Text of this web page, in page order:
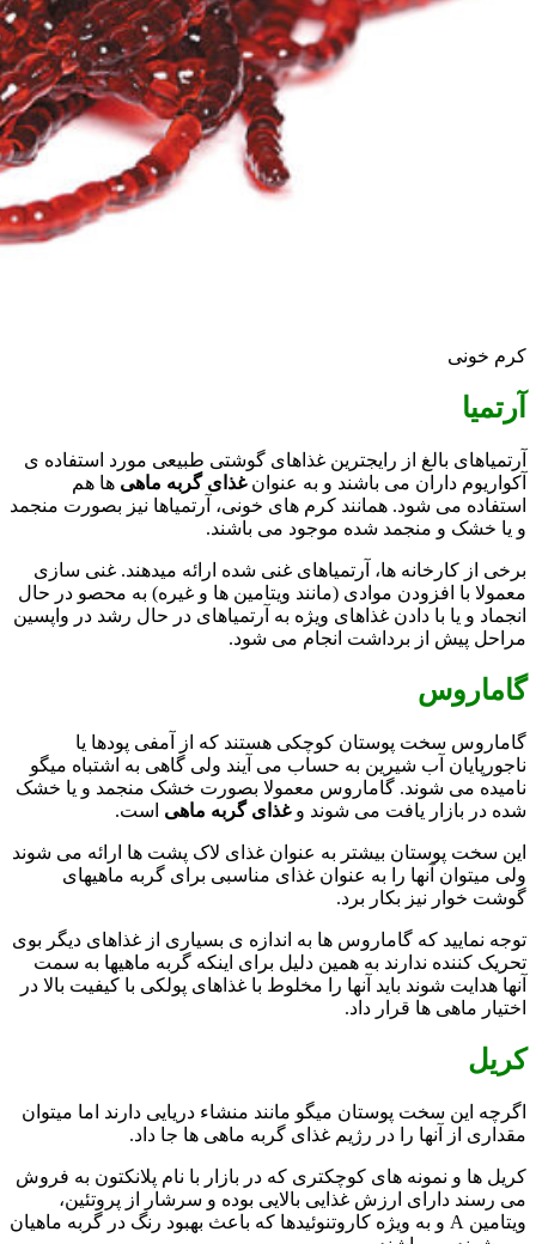
کرم خونی
آرتمیا
آرتمیاهای بالغ از رایجترین غذاهای گوشتی طبیعی مورد استفاده ی
آکواریوم داران می باشند و به عنوانغذای گربه ماهی ها هم
استفاده می شود. همانند کرم های خونی، آرتمیاها نیز بصورت منجمد
و یا خشک و منجمد شده موجود می باشند.
برخی از کارخانه ها، آرتمیاهای غنی شده ارائه میدهند. غنی سازی
معمولا با افزودن موادی (مانند ویتامین ها و غیره) به محصو در حال
انجماد و یا با دادن غذاهای ویژه به آرتمیاهای در حال رشد در واپسین
مراحل پیش از برداشت انجام می شود.
گاماروس
گاماروس سخت پوستان کوچکی هستند که از آمفی پودها یا
ناجورپایان آب شیرین به حساب می آیند ولی گاهی به اشتباه میگو
نامیده می شوند. گاماروس معمولا بصورت خشک منجمد و یا خشک
شده در بازار یافت می شوند وغذای گربه ماهی است.
این سخت پوستان بیشتر به عنوان غذای لاک پشت ها ارائه می شوند
ولی میتوان آنها را به عنوان غذای مناسبی برای گربه ماهیهای
گوشت خوار نیز بکار برد.
توجه نمایید که گاماروس ها به اندازه ی بسیاری از غذاهای دیگر بوی
تحریک کننده ندارند به همین دلیل برای اینکه گربه ماهیها به سمت
آنها هدایت شوند باید آنها را مخلوط با غذاهای پولکی با کیفیت بالا در
اختیار ماهی ها قرار داد.
کریل
اگرچه این سخت پوستان میگو مانند منشاء دریایی دارند اما میتوان
مقداری از آنها را در رژیم غذای گربه ماهی ها جا داد.
کریل ها و نمونه های کوچکتری که در بازار با نام پلانکتون به فروش
می رسند دارای ارزش غذایی بالایی بوده و سرشار از پروتئین،
ویتامین A و به ویژه کاروتنوئیدها که باعث بهبود رنگ در گربه ماهیان